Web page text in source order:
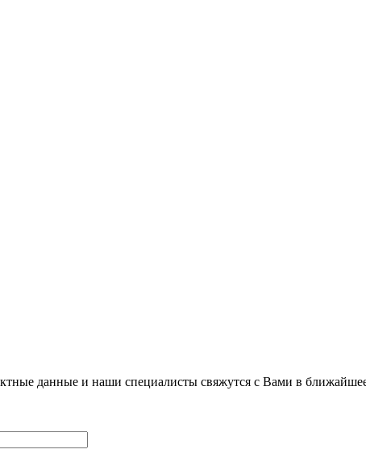
данные и наши специалисты свяжутся с Вами в